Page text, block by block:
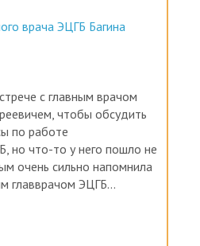
врача ЭЦГБ Багина
с главным врачом
чтобы обсудить
по работе
но что-то у него пошло не
очень сильно напомнила
главврачом ЭЦГБ...